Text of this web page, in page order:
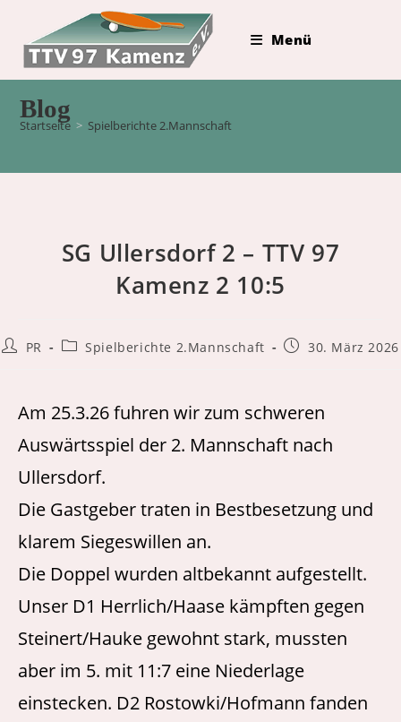
springen
Menü
Blog
Startseite > Spielberichte 2.Mannschaft
SG Ullersdorf 2 – TTV 97
Kamenz 2 10:5
Beitrags-
PR
Beitrags-
Spielberichte 2.Mannschaft
Beitrag30. März 2026
Am 25.3.26 fuhren wir zum schweren
Auswärtsspiel der 2. Mannschaft nach
Ullersdorf.
Die Gastgeber traten in Bestbesetzung und
klarem Siegeswillen an.
Die Doppel wurden altbekannt aufgestellt.
Unser D1 Herrlich/Haase kämpften gegen
Steinert/Hauke gewohnt stark, mussten
aber im 5. mit 11:7 eine Niederlage
einstecken. D2 Rostowki/Hofmann fanden